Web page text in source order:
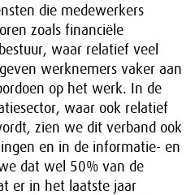
die medewerkers
zoals financiële
waar relatief veel
werknemers vaker aan
op het werk. In de
waar ook relatief
zien we dit verband ook
en in de informatie- en
dat wel 50% van de
er in het laatste jaar